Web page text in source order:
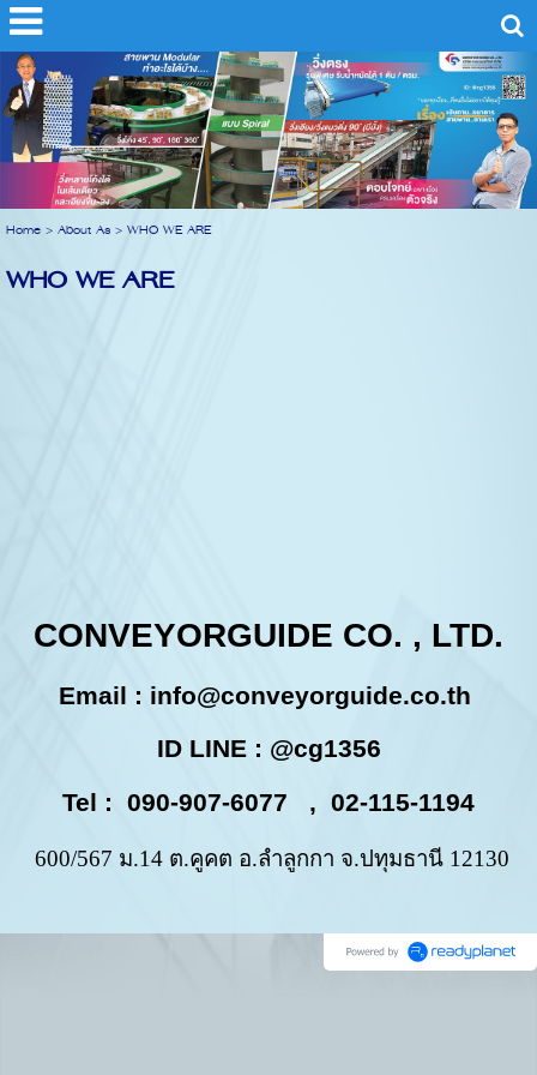
Home> About As> WHO WE ARE
WHO WE ARE
CONVEYORGUIDE CO. , LTD.
Email : info@conveyorguide.co.th
ID LINE : @cg1356
Tel : 090-907-6077 , 02-115-1194
600/567 ม.14 ต.คูคต อ.ลำลูกกา จ.ปทุมธานี 12130